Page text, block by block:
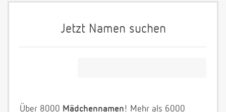
Jetzt Namen suchen
Über 8000 Mädchennamen! Mehr als 6000